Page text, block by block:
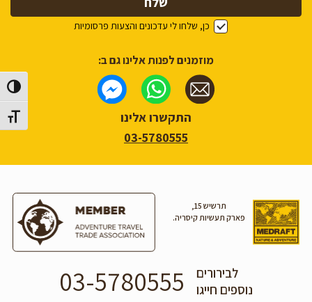
מתג
כן, שלחו לי עדכונים והצעות פרסומיות
מוזמנים לפנות אלינו גם ב:
התקשרו אלינו
03-5780555
תרשיש 15,
פארק תעשיות קיסריה.
לבירורים
נוספים חייגו
03-5780555